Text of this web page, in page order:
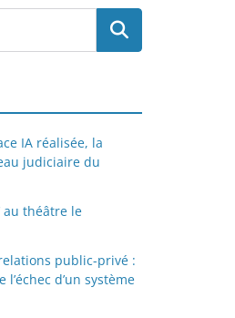
IA réalisée, la
judiciaire du
au théâtre le
public-privé :
d’un système